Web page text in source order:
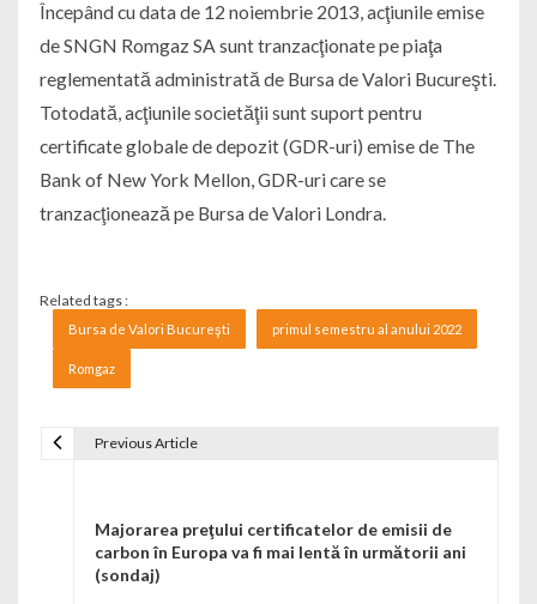
Începând cu data de 12 noiembrie 2013, acţiunile emise
de SNGN Romgaz SA sunt tranzacţionate pe piaţa
reglementată administrată de Bursa de Valori Bucureşti.
Totodată, acţiunile societăţii sunt suport pentru
certificate globale de depozit (GDR-uri) emise de The
Bank of New York Mellon, GDR-uri care se
tranzacţionează pe Bursa de Valori Londra.
Related tags :
Bursa de Valori Bucureşti primul semestru al anului 2022
Romgaz
Previous Article
Majorarea preţului certificatelor de emisii de
carbon în Europa va fi mai lentă în următorii ani
(sondaj)